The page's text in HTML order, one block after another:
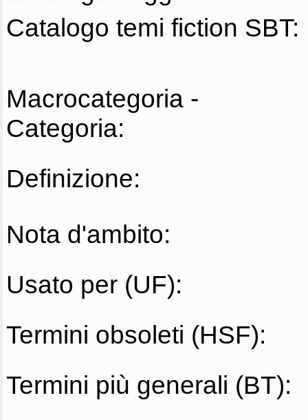
Catalogo temi fiction SBT:
Macrocategoria -
Categoria:
Definizione:
Nota d'ambito:
Usato per (UF):
Termini obsoleti (HSF):
Termini più generali (BT):